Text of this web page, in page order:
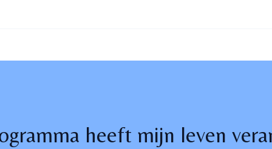
heeft mijn leven